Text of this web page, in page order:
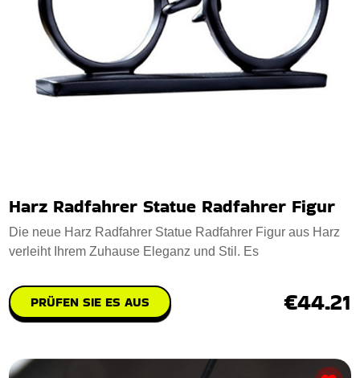
Harz Radfahrer Statue Radfahrer Figur
Die neue Harz Radfahrer Statue Radfahrer Figur aus Harz
verleiht Ihrem Zuhause Eleganz und Stil. Es
PRÜFEN SIE ES AUS €44.21